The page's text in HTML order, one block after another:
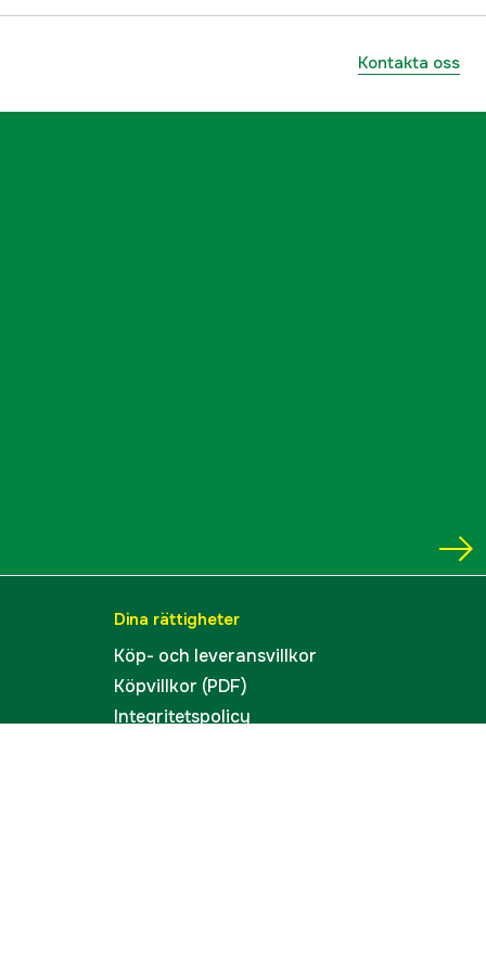
Kontakta oss
Dina rättigheter
Köp- och leveransvillkor
Köpvillkor (PDF)
Integritetspolicy